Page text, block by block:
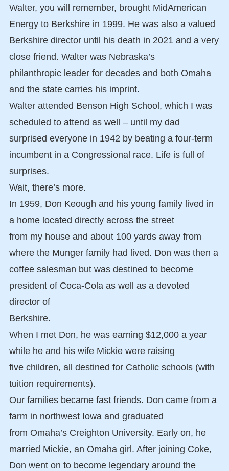
Walter, you will remember, brought MidAmerican
Energy to Berkshire in 1999. He was also a valued
Berkshire director until his death in 2021 and a very
close friend. Walter was Nebraska’s
philanthropic leader for decades and both Omaha
and the state carries his imprint.
Walter attended Benson High School, which I was
scheduled to attend as well – until my dad
surprised everyone in 1942 by beating a four-term
incumbent in a Congressional race. Life is full of
surprises.
Wait, there’s more.
In 1959, Don Keough and his young family lived in
a home located directly across the street
from my house and about 100 yards away from
where the Munger family had lived. Don was then a
coffee salesman but was destined to become
president of Coca-Cola as well as a devoted
director of
Berkshire.
When I met Don, he was earning $12,000 a year
while he and his wife Mickie were raising
five children, all destined for Catholic schools (with
tuition requirements).
Our families became fast friends. Don came from a
farm in northwest Iowa and graduated
from Omaha’s Creighton University. Early on, he
married Mickie, an Omaha girl. After joining Coke,
Don went on to become legendary around the